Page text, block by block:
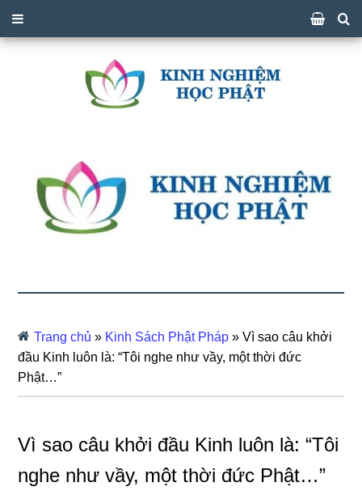
Trang chủ » Kinh Sách Phật Pháp »Vì sao câu khởi
đầu Kinh luôn là: “Tôi nghe như vầy, một thời đức
Phật…”
Vì sao câu khởi đầu Kinh luôn là: “Tôi
nghe như vầy, một thời đức Phật…”